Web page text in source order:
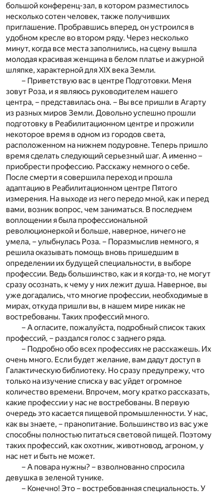
большой конференц-зал, в котором разместилось
несколько сотен человек, также получивших
приглашение. Пробравшись вперед, он устроился в
удобном кресле во втором ряду. Через несколько
минут, когда все места заполнились, на сцену вышла
молодая красивая женщина в белом платье и ажурной
шляпке, характерной для XIX века Земли.
– Приветствую вас в центре Подготовки. Меня
зовут Роза, и я являюсь руководителем нашего
центра, – представилась она. – Вы все пришли в Агарту
из разных миров Земли. Довольно успешно прошли
подготовку в Реабилитационном центре и прожили
некоторое время в одном из городов света,
расположенном на нижнем подуровне. Теперь пришло
время сделать следующий серьезный шаг. А именно –
приобрести профессию. Расскажу немного о себе.
После смерти я совершила переход и прошла
адаптацию в Реабилитационном центре Пятого
измерения. На выходе из него передо мной, как и перед
вами, возник вопрос, чем заниматься. В последнем
воплощении я была профессиональной
революционеркой и больше, наверное, ничего не
умела, – улыбнулась Роза. – Поразмыслив немного, я
решила оказывать помощь вновь пришедшим в
определении их будущей специальности, в выборе
профессии. Ведь большинство, как и я когда-то, не могут
сразу осознать, к чему у них лежит душа. Наверное, вы
уже догадались, что многие профессии, необходимые в
мирах, откуда пришли вы, в нашем мире никак не
востребованы. Таких профессий много.
– А огласите, пожалуйста, подробный список таких
профессий, – раздался голос с заднего ряда.
– Подробно обо всех профессиях не расскажешь. Их
очень много. Если будет желание, вам дадут доступ в
Галактическую библиотеку. Но сразу предупрежу, что
только на изучение списка у вас уйдет огромное
количество времени. Впрочем, могу кратко рассказать,
какие профессии у нас не востребованы. В первую
очередь это касается пищевой промышленности. У нас,
как вы знаете, – пранопитание. Большинство из вас уже
способны полностью питаться световой пищей. Поэтому
таких профессий, как охотник, животновод, агроном, у
нас нет и быть не может.
– А повара нужны? – взволнованно спросила
девушка в зеленой тунике.
– Конечно! Это – востребованная специальность. У